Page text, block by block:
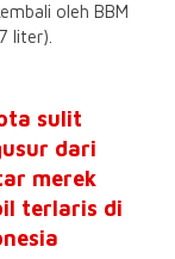
oleh BBM
liter).
sulit
dari
merek
terlaris di